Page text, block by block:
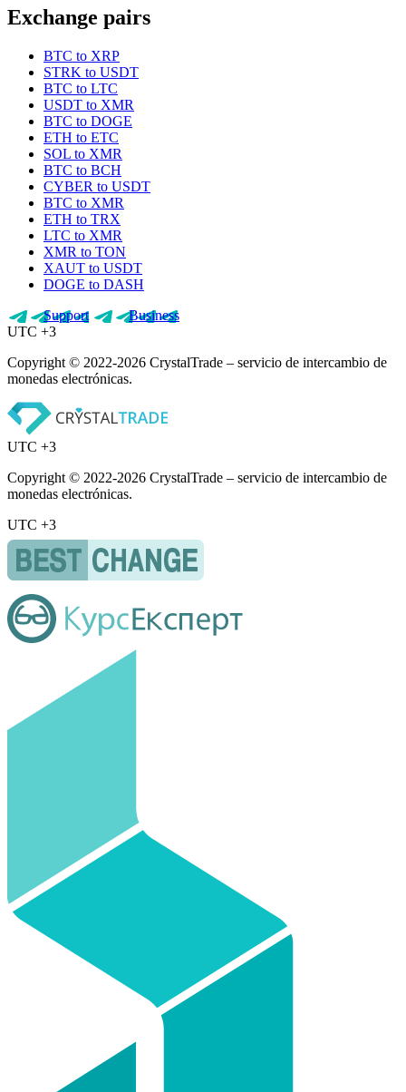
Exchange pairs
BTC to XRP
STRK to USDT
BTC to LTC
USDT to XMR
BTC to DOGE
ETH to ETC
SOL to XMR
BTC to BCH
CYBER to USDT
BTC to XMR
ETH to TRX
LTC to XMR
XMR to TON
XAUT to USDT
DOGE to DASH
Support
Business
UTC +3
Copyright © 2022-2026 CrystalTrade – servicio de intercambio de
monedas electrónicas.
UTC +3
Copyright © 2022-2026 CrystalTrade – servicio de intercambio de
monedas electrónicas.
UTC +3